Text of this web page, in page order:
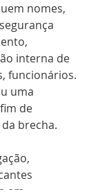
nomes,
interna de
funcionários.
uma
de
brecha.